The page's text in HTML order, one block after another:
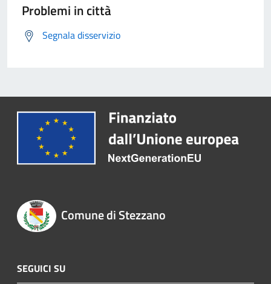
Problemi in città
Segnala disservizio
Comune di Stezzano
SEGUICI SU